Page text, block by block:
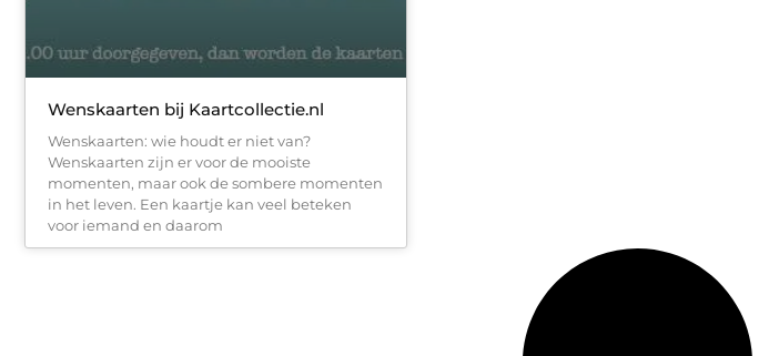
Wenskaarten bij Kaartcollectie.nl
Wenskaarten: wie houdt er niet van?
Wenskaarten zijn er voor de mooiste
momenten, maar ook de sombere momenten
in het leven. Een kaartje kan veel beteken
voor iemand en daarom